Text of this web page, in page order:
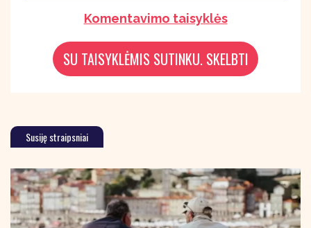
Komentavimo taisyklės
Susiję straipsniai